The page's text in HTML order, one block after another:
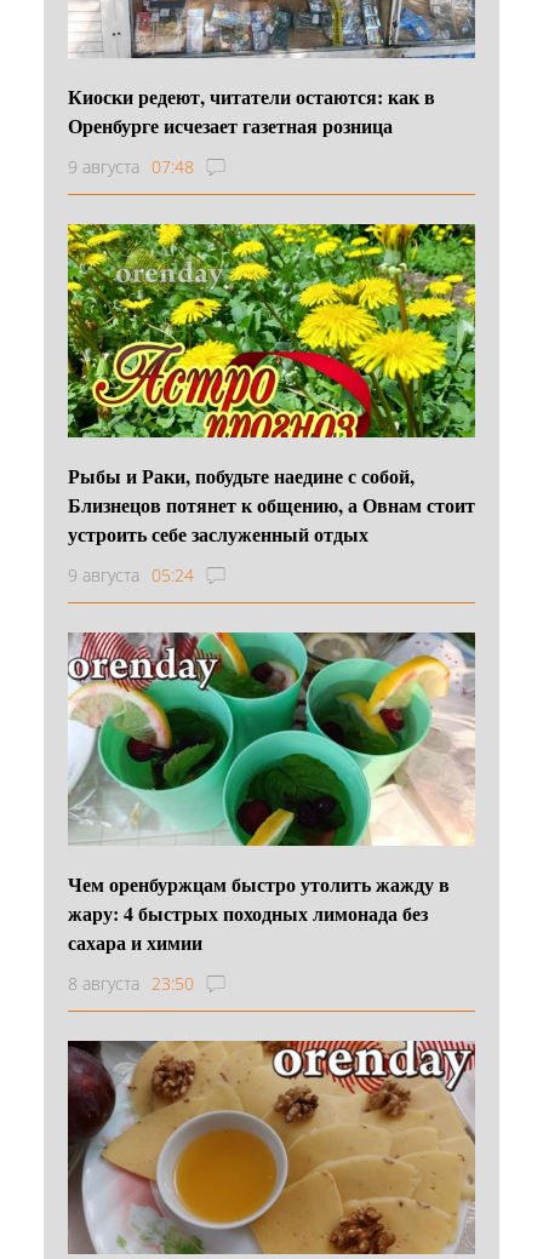
Киоски редеют, читатели остаются: как в
Оренбурге исчезает газетная розница
9 августа 07:48
Рыбы и Раки, побудьте наедине с собой,
Близнецов потянет к общению, а Овнам стоит
устроить себе заслуженный отдых
9 августа 05:24
Чем оренбуржцам быстро утолить жажду в
жару: 4 быстрых походных лимонада без
сахара и химии
8 августа 23:50